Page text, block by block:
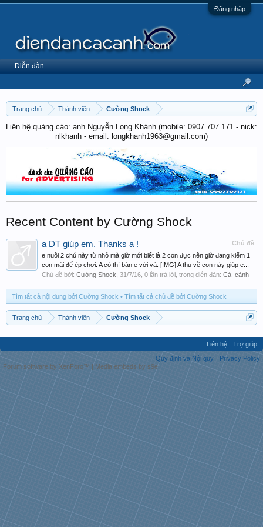
Đăng nhập
Trang chủ Thành viên Cường Shock
Liên hệ quảng cáo: anh Nguyễn Long Khánh (mobile: 0907 707 171 - nick:
nlkhanh - email: longkhanh1963@gmail.com)
Recent Content by Cường Shock
Chủ đề
a DT giúp em. Thanks a !
e nuôi 2 chú này từ nhỏ mà giờ mới biết là 2 con đực nên giờ đang kiếm 1
con mái để ép chơi. A có thì bán e với và: [IMG] A thu về con này giúp e...
Chủ đề bởi: Cường Shock 31/7/16 , 0 lần trả lời, trong diễn đàn: Cá_cảnh
Tìm tất cả nội dung bởi Cường Shock Tìm tất cả chủ đề bởi Cường Shock
Trang chủ Thành viên Cường Shock
Diễn đàn
Liên hệ
Trợ giúp
Quy định và Nội quy
Privacy Policy
Forum software by XenForo™ | Media embeds by s9e